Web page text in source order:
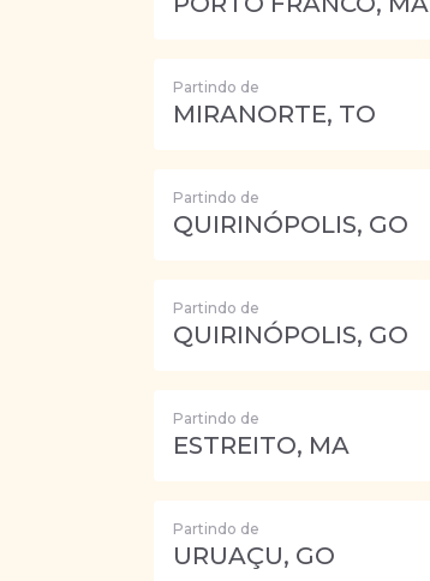
Partindo de
MIRANORTE, TO
Partindo de
QUIRINÓPOLIS, GO
Partindo de
QUIRINÓPOLIS, GO
Partindo de
ESTREITO, MA
Partindo de
URUAÇU, GO